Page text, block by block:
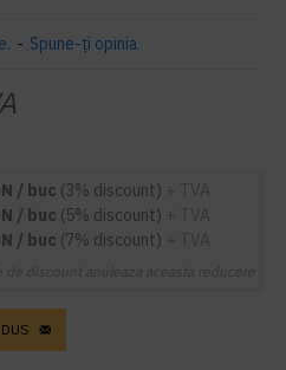
- Spune-ţi opinia
/ buc (3% discount)
/ buc (5% discount)
/ buc (7% discount)